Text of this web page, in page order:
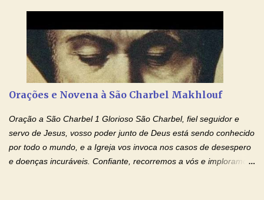
mim o teu fervor, a tua sabedoria e a tua fé. Mostra tua bondade,
ajudando-me e eu me esforçarei para imitar tuas virtudes.
Glória… Amável protetor meu, o estudo geralmente é difícil, duro
e entediante para mim. Tu podes deixar tudo isso mais fácil e
esforço maior em meus estudos e uma vida mais digna de tua
santidade. Glória… Deus, que quiseste atrair tudo a teu unigênito
Filho, que foi crucificado, permite que, pelos méritos e exemplos
de te...
Orações e Novena à São Charbel Makhlouf
Oração a São Charbel 1 Glorioso São Charbel, fiel seguidor e
servo de Jesus, vosso poder junto de Deus está sendo conhecido
por todo o mundo, e a Igreja vos invoca nos casos de desespero
e doenças incuráveis. Confiante, recorremos a vós e imploramos